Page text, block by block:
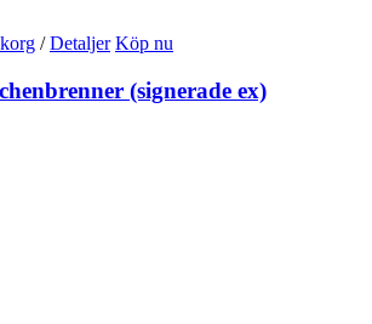
/ Detaljer Köp nu
(signerade ex)